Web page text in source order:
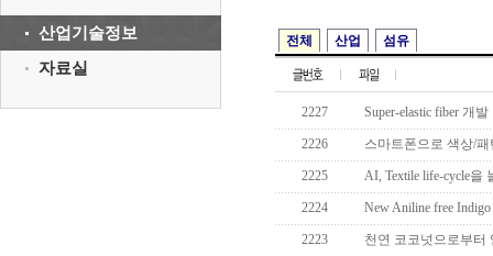
산업기술정보
자료실
전체 산업 섬유
2227 Super-elastic fiber 개발
2226 스마트폰으로 색상/
2225 AI, Textile life-cycle을
2224 New Aniline free Indigo
2223 천연 코코넛으로부터